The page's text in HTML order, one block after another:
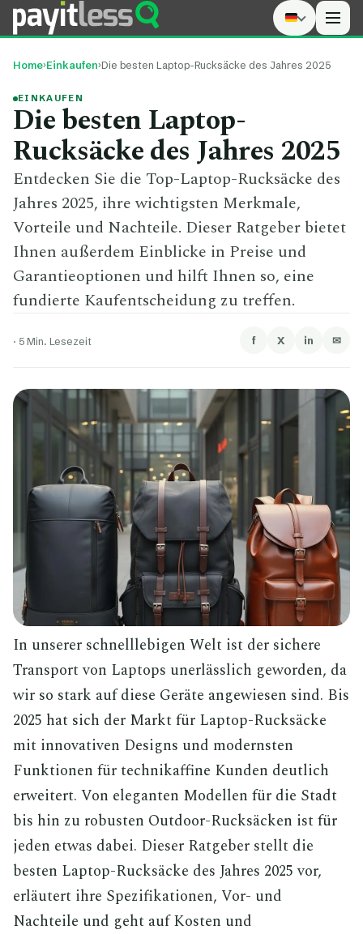
Home›Einkaufen›Die besten Laptop-Rucksäcke des Jahres 2025
EINKAUFEN
Die besten Laptop-
Rucksäcke des Jahres 2025
Entdecken Sie die Top-Laptop-Rucksäcke des
Jahres 2025, ihre wichtigsten Merkmale,
Vorteile und Nachteile. Dieser Ratgeber bietet
Ihnen außerdem Einblicke in Preise und
Garantieoptionen und hilft Ihnen so, eine
fundierte Kaufentscheidung zu treffen.
· 5 Min. Lesezeit f X in ✉
In unserer schnelllebigen Welt ist der sichere
Transport von Laptops unerlässlich geworden, da
wir so stark auf diese Geräte angewiesen sind. Bis
2025 hat sich der Markt für Laptop-Rucksäcke
mit innovativen Designs und modernsten
Funktionen für technikaffine Kunden deutlich
erweitert. Von eleganten Modellen für die Stadt
bis hin zu robusten Outdoor-Rucksäcken ist für
jeden etwas dabei. Dieser Ratgeber stellt die
besten Laptop-Rucksäcke des Jahres 2025 vor,
erläutert ihre Spezifikationen, Vor- und
Nachteile und geht auf Kosten und